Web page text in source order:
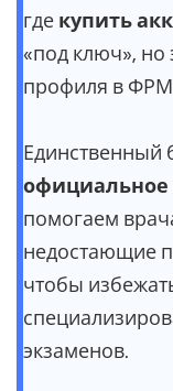
где купить
«под ключ», но
профиля в
Единственный
официальное
помогаем
недостающие
чтобы
экзаменов.